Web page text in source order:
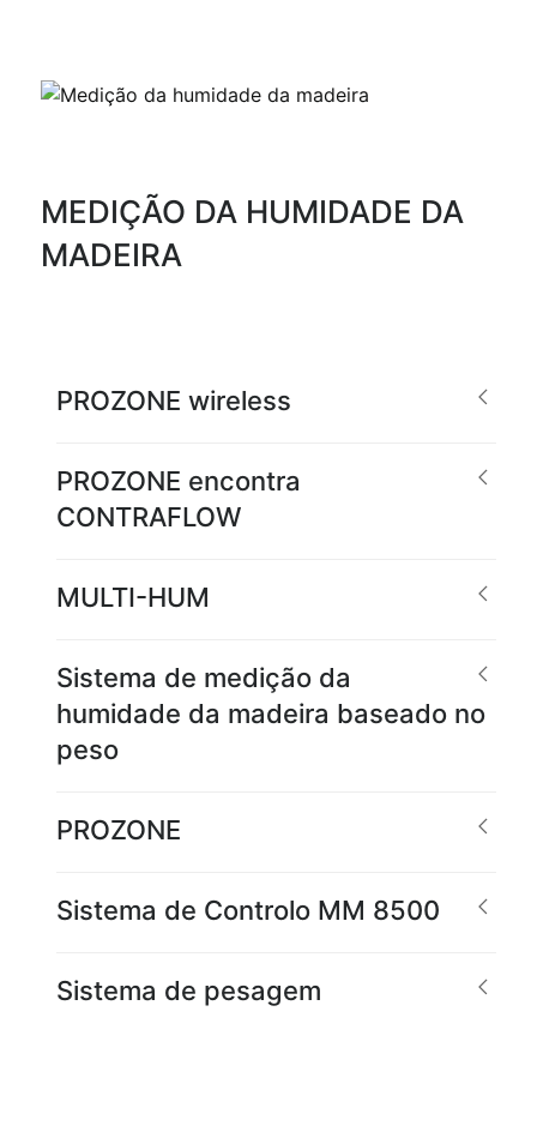
MEDIÇÃO DA HUMIDADE DA
MADEIRA
PROZONE wireless
PROZONE encontra
CONTRAFLOW
MULTI-HUM
Sistema de medição da
humidade da madeira baseado no
peso
PROZONE
Sistema de Controlo MM 8500
Sistema de pesagem